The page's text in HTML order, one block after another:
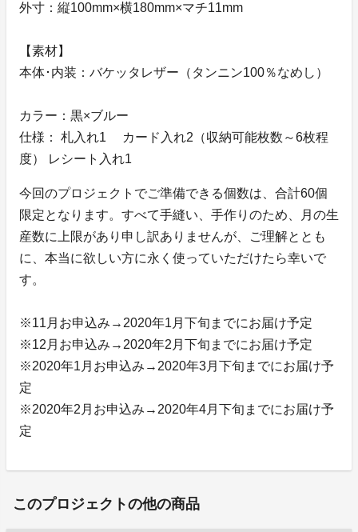
外寸：縦100mm×横180mm×マチ11mm
【素材】
本体･内装：バケッタレザー（タンニン100％なめし）
カラー：黒×ブルー
仕様： 札入れ1 カード入れ2（収納可能枚数～6枚程
度） レシート入れ1
今回のプロジェクトでご準備できる個数は、合計60個
限定となります。すべて手縫い、手作りのため、月の生
産数に上限があり申し訳ありませんが、ご理解ととも
に、本当に欲しい方に永く使っていただけたら幸いで
す。
※11月お申込み→2020年1月下旬までにお届け予定
※12月お申込み→2020年2月下旬までにお届け予定
※2020年1月お申込み→2020年3月下旬までにお届け予
定
※2020年2月お申込み→2020年4月下旬までにお届け予
定
このプロジェクトの他の商品